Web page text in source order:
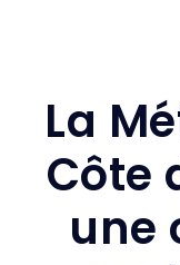
La
Côte
une